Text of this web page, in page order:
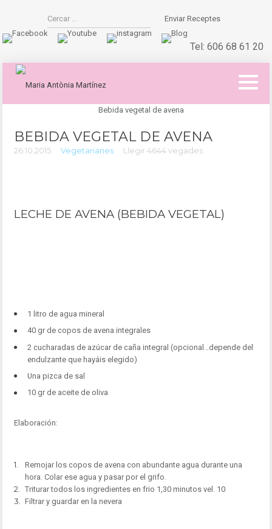
Enviar Receptes
Tel: 606 68 61 20
BEBIDA VEGETAL DE AVENA
26.10.2015 Vegetarianes Llegir 4644 vegades
LECHE DE AVENA (BEBIDA VEGETAL)
1 litro de agua mineral
40 gr de copos de avena integrales
2 cucharadas de azúcar de caña integral (opcional…depende del
endulzante que hayáis elegido)
Una pizca de sal
10 gr de aceite de oliva
Elaboración:
Remojar los copos de avena con abundante agua durante una
hora. Colar ese agua y pasar por el grifo.
Triturar todos los ingredientes en frio 1,30 minutos vel. 10
Filtrar y guardar en la nevera